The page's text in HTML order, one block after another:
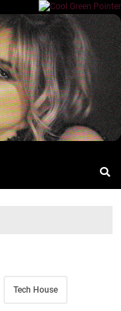
Tech House